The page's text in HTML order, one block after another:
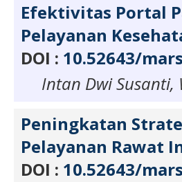
Efektivitas Portal
Pelayanan
DOI : 10.52643/
Intan Dwi Susanti,
Peningkatan
Pelayanan Rawat
DOI : 10.52643/